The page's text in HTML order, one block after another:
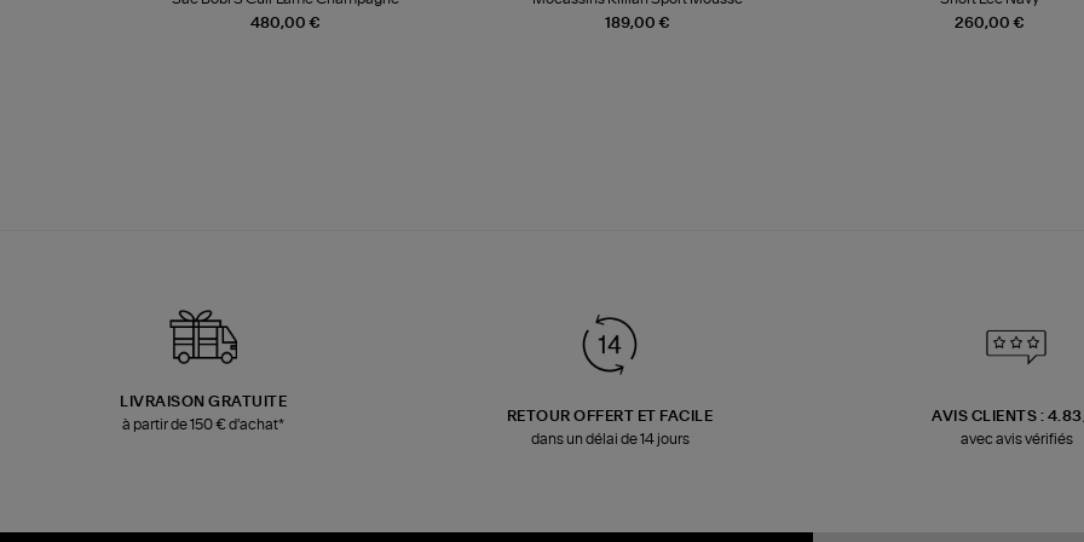
480,00 €
189,00 € 260,00 €
LIVRAISON GRATUITE
à partir de 150 € d'achat*
RETOUR OFFERT ET FACILE
dans un délai de 14 jours
AVIS CLIENTS :
avec avis vérifiés